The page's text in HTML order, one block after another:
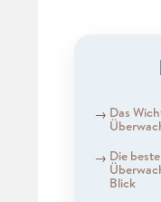
Das
Die
Blick